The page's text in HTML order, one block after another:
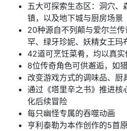
五大可探索生态区：洞穴、
镇，以及地下城与厨房场景
20种源自不列颠与爱尔兰
罕、绿牙珍妮、妖精女王玛
42道可烹饪菜肴，均以真
8位传奇角色可供邂逅，如
改变游戏方式的调味品、厨
通过《塔里辛之书》推进核
化后续冒险
每只幽怪专属的吞噬动画
亨利泰勒为本作创作的5首